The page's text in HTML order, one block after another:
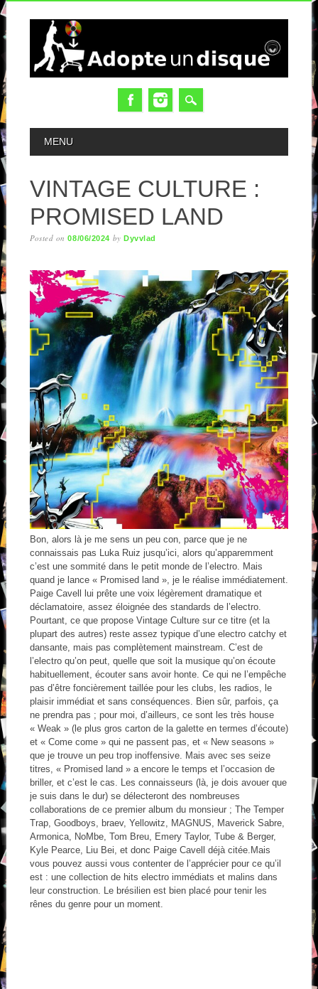
MAIN MENU
MENU
VINTAGE CULTURE :
PROMISED LAND
Posted on08/06/2024 byDyvvlad
Bon, alors là je me sens un peu con, parce que je ne
connaissais pas Luka Ruiz jusqu’ici, alors qu’apparemment
c’est une sommité dans le petit monde de l’electro. Mais
quand je lance « Promised land », je le réalise immédiatement.
Paige Cavell lui prête une voix légèrement dramatique et
déclamatoire, assez éloignée des standards de l’electro.
Pourtant, ce que propose Vintage Culture sur ce titre (et la
plupart des autres) reste assez typique d’une electro catchy et
dansante, mais pas complètement mainstream. C’est de
l’electro qu’on peut, quelle que soit la musique qu’on écoute
habituellement, écouter sans avoir honte. Ce qui ne l’empêche
pas d’être foncièrement taillée pour les clubs, les radios, le
plaisir immédiat et sans conséquences. Bien sûr, parfois, ça
ne prendra pas ; pour moi, d’ailleurs, ce sont les très house
« Weak » (le plus gros carton de la galette en termes d’écoute)
et « Come come » qui ne passent pas, et « New seasons »
que je trouve un peu trop inoffensive. Mais avec ses seize
titres, « Promised land » a encore le temps et l’occasion de
briller, et c’est le cas. Les connaisseurs (là, je dois avouer que
je suis dans le dur) se délecteront des nombreuses
collaborations de ce premier album du monsieur ; The Temper
Trap, Goodboys, braev, Yellowitz, MAGNUS, Maverick Sabre,
Armonica, NoMbe, Tom Breu, Emery Taylor, Tube & Berger,
Kyle Pearce, Liu Bei, et donc Paige Cavell déjà citée.Mais
vous pouvez aussi vous contenter de l’apprécier pour ce qu’il
est : une collection de hits electro immédiats et malins dans
leur construction. Le brésilien est bien placé pour tenir les
rênes du genre pour un moment.